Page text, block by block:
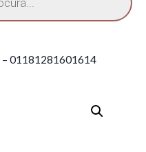
– 01181281601614